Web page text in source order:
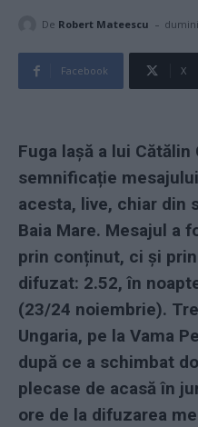
De Robert Mateescu -
Facebook X
Fuga lașă a lui
semnificație
acesta, live, chiar din
Baia Mare. Mesajul a
prin conținut, ci și
difuzat: 2.52, în
(23/24 noiembrie).
Ungaria, pe la Vama
după ce a schimbat
plecase de acasă în
ore de la difuzarea